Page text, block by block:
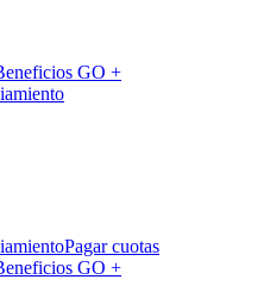
GO +
Pagar cuotas
GO +